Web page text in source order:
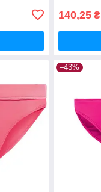
140,25 ₴
–43%